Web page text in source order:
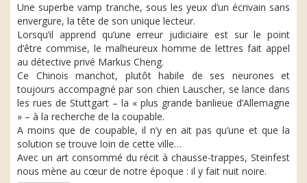
Une superbe vamp tranche, sous les yeux d’un écrivain sans
envergure, la tête de son unique lecteur.
Lorsqu’il apprend qu’une erreur judiciaire est sur le point
d’être commise, le malheureux homme de lettres fait appel
au détective privé Markus Cheng.
Ce Chinois manchot, plutôt habile de ses neurones et
toujours accompagné par son chien Lauscher, se lance dans
les rues de Stuttgart – la « plus grande banlieue d’Allemagne
» – à la recherche de la coupable.
A moins que de coupable, il n’y en ait pas qu’une et que la
solution se trouve loin de cette ville…
Avec un art consommé du récit à chausse-trappes, Steinfest
nous mène au cœur de notre époque : il y fait nuit noire.